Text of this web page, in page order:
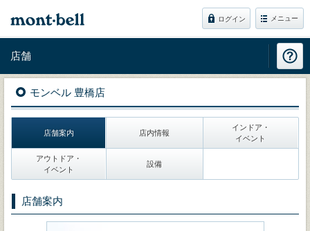
ログイン メニュー
店舗
モンベル 豊橋店
店舗案内 店内情報
インドア・
イベント
アウトドア・
イベント
設備
店舗案内